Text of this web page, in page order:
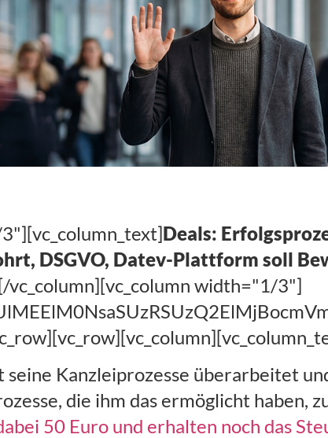
Deals:
DSGVO, Datev-Plattform soll
vc_column][vc_column width="1/3"]
seine Kanzleiprozesse überarbeitet
die ihm das ermöglicht haben,
50 Euro und erhalten noch das